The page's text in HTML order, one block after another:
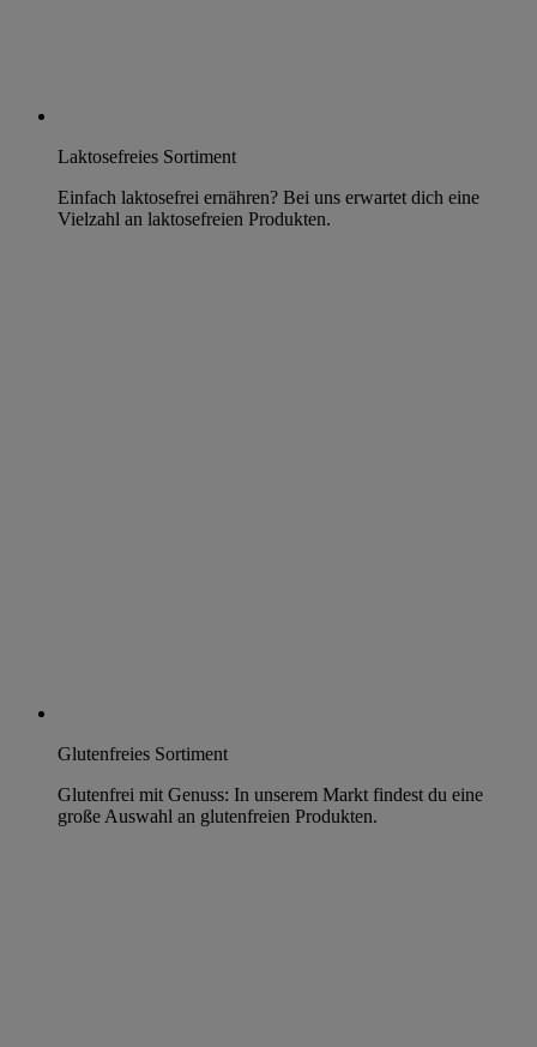
Laktosefreies Sortiment
Einfach laktosefrei ernähren? Bei uns erwartet dich eine
Vielzahl an laktosefreien Produkten.
Glutenfreies Sortiment
Glutenfrei mit Genuss: In unserem Markt findest du eine
große Auswahl an glutenfreien Produkten.